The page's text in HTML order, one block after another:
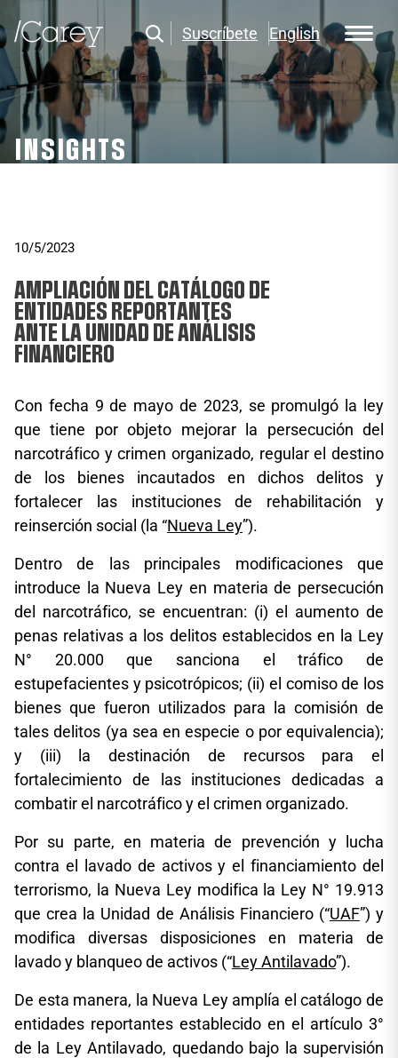
Suscríbete English
INSIGHTS
10/5/2023
AMPLIACIÓN DEL CATÁLOGO DE
ENTIDADES REPORTANTES
ANTE LA UNIDAD DE ANÁLISIS
FINANCIERO
Con fecha 9 de mayo de 2023, se promulgó la ley
que tiene por objeto mejorar la persecución del
narcotráfico y crimen organizado, regular el destino
de los bienes incautados en dichos delitos y
fortalecer las instituciones de rehabilitación y
reinserción social (la “Nueva Ley”).
Dentro de las principales modificaciones que
introduce la Nueva Ley en materia de persecución
del narcotráfico, se encuentran: (i) el aumento de
penas relativas a los delitos establecidos en la Ley
N° 20.000 que sanciona el tráfico de
estupefacientes y psicotrópicos; (ii) el comiso de los
bienes que fueron utilizados para la comisión de
tales delitos (ya sea en especie o por equivalencia);
y (iii) la destinación de recursos para el
fortalecimiento de las instituciones dedicadas a
combatir el narcotráfico y el crimen organizado.
Por su parte, en materia de prevención y lucha
contra el lavado de activos y el financiamiento del
terrorismo, la Nueva Ley modifica la Ley N° 19.913
que crea la Unidad de Análisis Financiero (“UAF”) y
modifica diversas disposiciones en materia de
lavado y blanqueo de activos (“Ley Antilavado”).
De esta manera, la Nueva Ley amplía el catálogo de
entidades reportantes establecido en el artículo 3°
de la Ley Antilavado, quedando bajo la supervisión